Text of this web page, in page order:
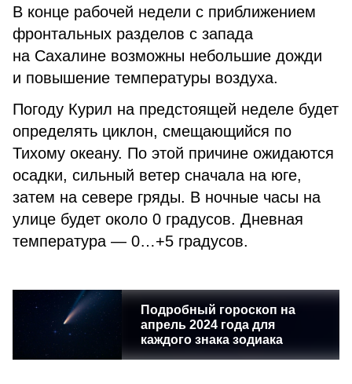
В конце рабочей недели с приближением
фронтальных разделов с запада
на Сахалине возможны небольшие дожди
и повышение температуры воздуха.
Погоду Курил на предстоящей неделе будет
определять циклон, смещающийся по
Тихому океану. По этой причине ожидаются
осадки, сильный ветер сначала на юге,
затем на севере гряды. В ночные часы на
улице будет около 0 градусов. Дневная
температура — 0…+5 градусов.
Подробный гороскоп на
апрель 2024 года для
каждого знака зодиака